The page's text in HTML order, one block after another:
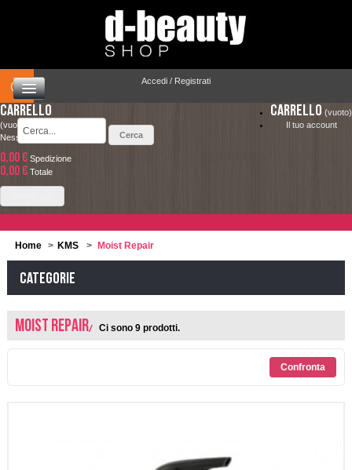
Accedi / Registrati
Carrello (vuoto)
Il tuo account
Carrello
(vuoto)
Nessun prodotto
0,00 € Spedizione
0,00 € Totale
HOME
VISO E CORPO
SOLARI
UOMO
LA SPEDIZIONE COSTA SOLO 4.90 € ED È
COMPLETAMENTE GRATUITA PER ORDINI
Home > KMS > Moist Repair
Categorie
Moist Repair Ci sono 9 prodotti.